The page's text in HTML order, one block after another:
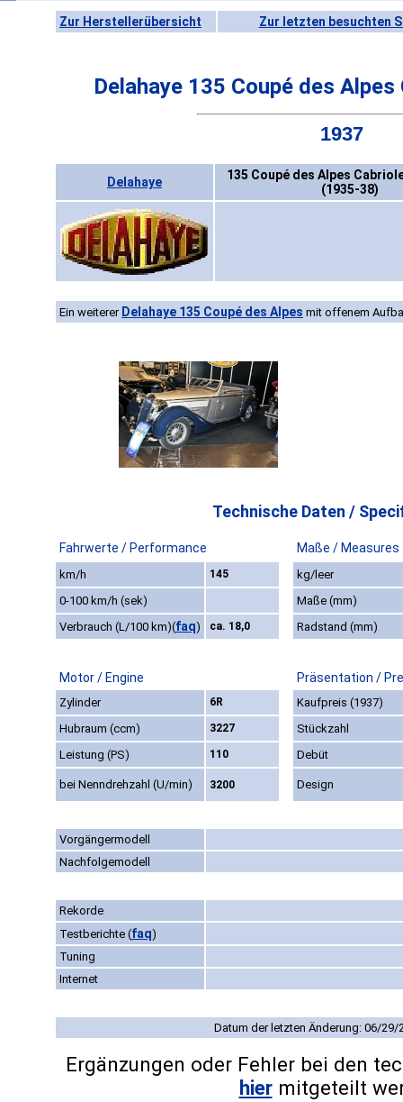
Zur Herstellerübersicht Zur letzten besuchten
Delahaye 135 Coupé des
1937
Delahaye
135 Coupé des Alpes
(1935-38)
Ein weiterer Delahaye 135 Coupé des Alpes mit offenem
Technische Daten /
Fahrwerte / Performance Maße / Measures
km/h 145
kg/leer
0-100 km/h (sek)
Maße (mm)
Verbrauch (L/100 km)(faq) ca. 18,0 Radstand (mm)
Motor / Engine Präsentation /
Zylinder 6R
Kaufpreis (1937)
Hubraum (ccm)
3227
Stückzahl
Leistung (PS)
110 Debüt
bei Nenndrehzahl (U/min) 3200 Design
Vorgängermodell
Nachfolgemodell
Rekorde
Testberichte (faq)
Tuning
Internet
Datum der letzten Änderung: 06/29/
Ergänzungen oder Fehler bei den
hiermitgeteilt